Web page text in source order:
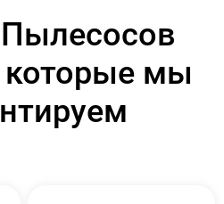
которые мы